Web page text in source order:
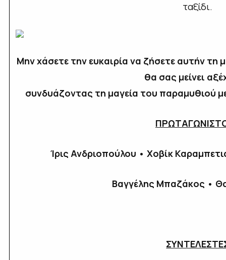
ταξίδι.
Μην χάσετε την ευκαιρία να ζήσετε αυτήν τη
θα σας μείνει
συνδυάζοντας τη μαγεία του παραμυθιού
Ίρις Ανδριοπούλου • Χοβίκ
Βαγγέλης Μπαζάκος •